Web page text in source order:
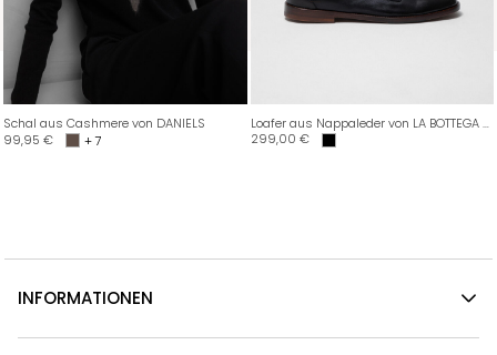
Schal aus Cashmere von DANIELS
99,95 € + 7
Loafer aus Nappaleder von LA BOTTEGA DI LISA
299,00 €
INFORMATIONEN